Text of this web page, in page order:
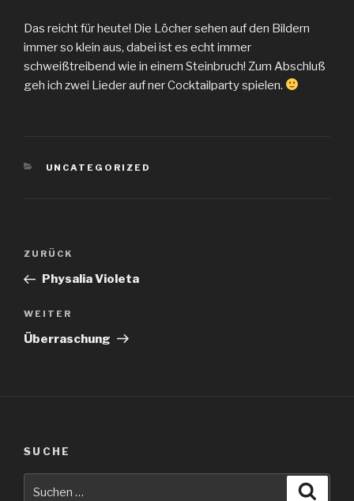
Das reicht für heute! Die Löcher sehen auf den Bildern
immer so klein aus, dabei ist es echt immer
schweißtreibend wie in einem Steinbruch! Zum Abschluß
geh ich zwei Lieder auf ner Cocktailparty spielen.
KATEGORIEN
UNCATEGORIZED
Beitragsnavigation
Vorheriger
Beitrag
ZURÜCK
Physalia Violeta
Nächster
Beitrag
WEITER
Überraschung
SUCHE